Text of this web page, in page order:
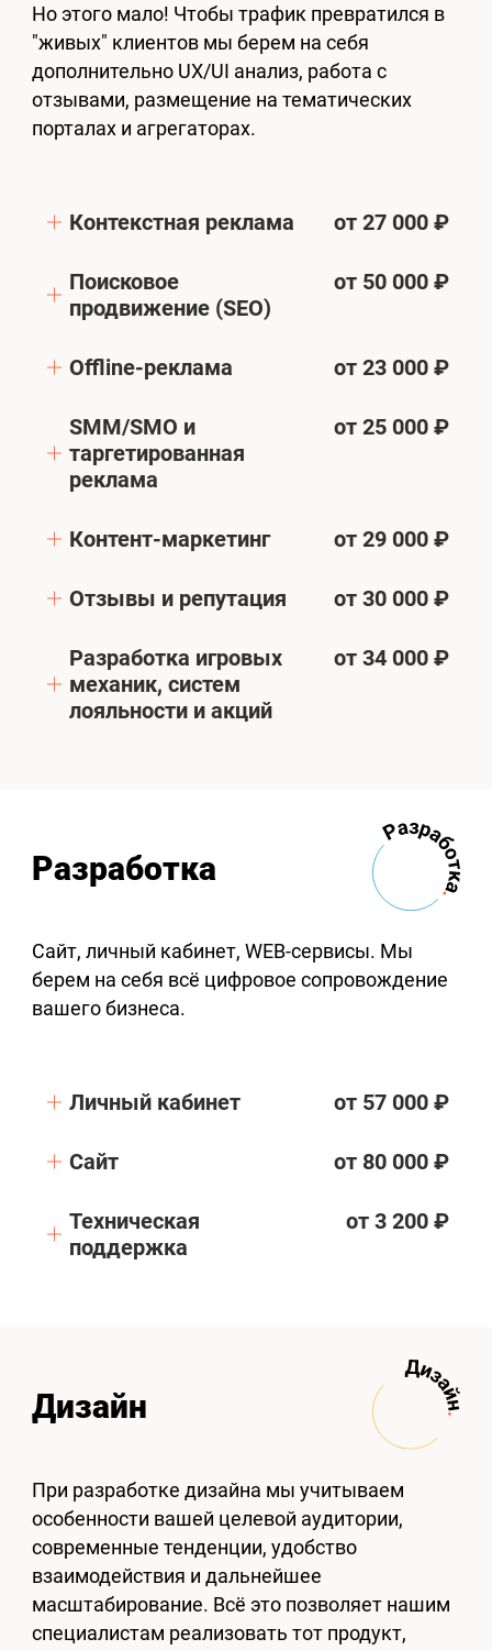
Но этого мало! Чтобы трафик превратился в
"живых" клиентов мы берем на себя
дополнительно UX/UI анализ, работа с
отзывами, размещение на тематических
порталах и агрегаторах.
Контекстная реклама от 27 000 ₽
Поисковое
продвижение (SEO)
от 50 000 ₽
Offline-реклама от 23 000 ₽
SMM/SMO и
таргетированная
реклама
от 25 000 ₽
Контент-маркетинг от 29 000 ₽
Отзывы и репутация от 30 000 ₽
Разработка игровых
механик, систем
лояльности и акций
от 34 000 ₽
Разработка
Сайт, личный кабинет, WEB-сервисы. Мы
берем на себя всё цифровое сопровождение
вашего бизнеса.
Личный кабинет от 57 000 ₽
Сайт от 80 000 ₽
Техническая
поддержка
от 3 200 ₽
Дизайн
При разработке дизайна мы учитываем
особенности вашей целевой аудитории,
современные тенденции, удобство
взаимодействия и дальнейшее
масштабирование. Всё это позволяет нашим
специалистам реализовать тот продукт,